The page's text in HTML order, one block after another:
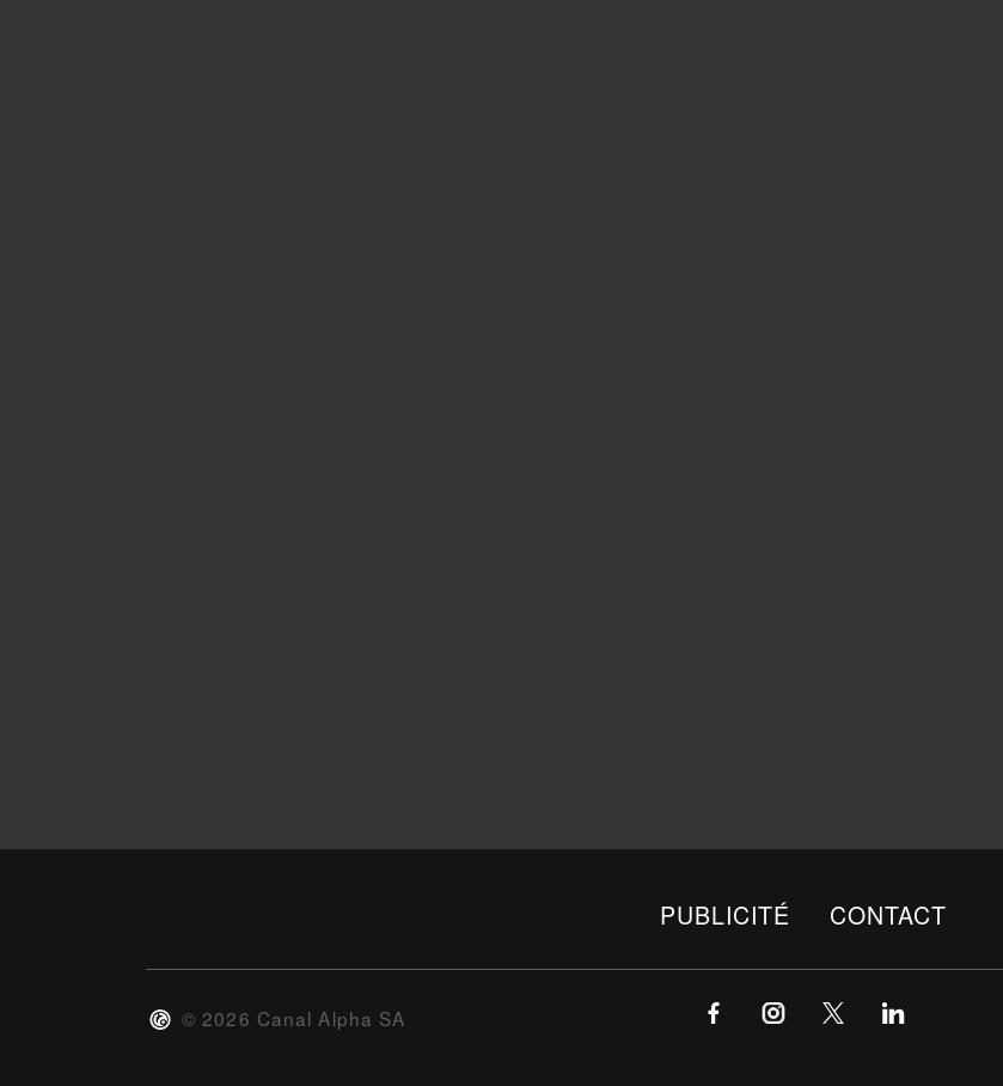
PUBLICITÉ CONTACT
© 2026 Canal Alpha SA